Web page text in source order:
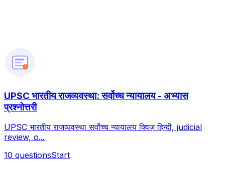
?
UPSC भारतीय राजव्यवस्था: सर्वोच्च न्यायालय - अभ्यास
प्रश्नोत्तरी
UPSC भारतीय राजव्यवस्था सर्वोच्च न्यायालय क्विज़ हिन्दी, judicial
review, o...
10 questionsStart